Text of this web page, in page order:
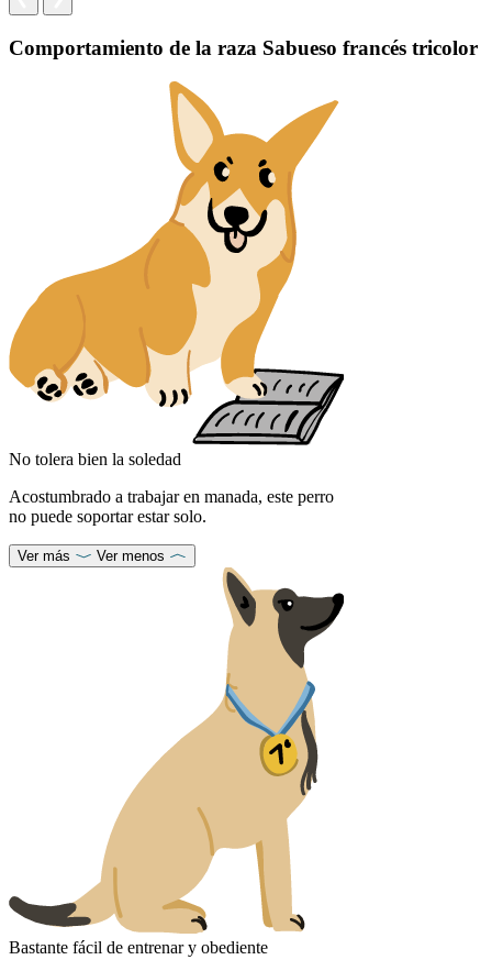
Comportamiento de la raza Sabueso francés tricolor
No tolera bien la soledad
Acostumbrado a trabajar en manada, este perro
no puede soportar estar solo.
Ver más Ver menos
Bastante fácil de entrenar y obediente